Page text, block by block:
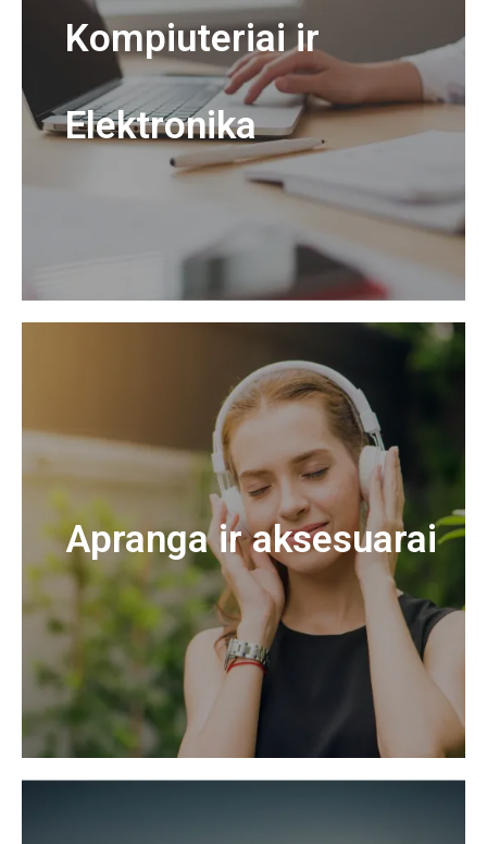
Kompiuteriai ir
Elektronika
Apranga ir aksesuarai